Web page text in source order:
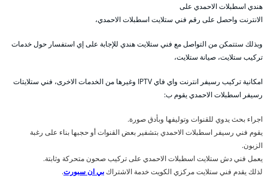
هندي اسطبلات الاحمدي على
الانترنت واحصل على رقم فني ستلايت اسطبلات الاحمدي،
وبذلك ستتمكن من التواصل مع فني ستلايت هندي للإجابة على إي استفسار حول خدمات
تركيب ستلايت، صيانة ستلايت،
امكانية تركيب رسيفر انترنت واي فاي IPTV وغيرها من الخدمات الاخرى، فني ستلايتات
رسيفر اسطبلات الاحمدي يقوم ب:
اجراء بحث يدوي للقنوات وتوليفها وبأدق صورة.
يقوم فني رسيفر اسطبلات الاحمدي بتشفير بعض القنوات أو حجبها بناء على رغبة
الزبون.
يعمل فني دش ستلايت اسطبلات الاحمدي على تركيب صحون متحركة وثابتة.
لذلك يقدم فني ستلايت مركزي الكويت خدمة الاشتراكبي ان سبورت.